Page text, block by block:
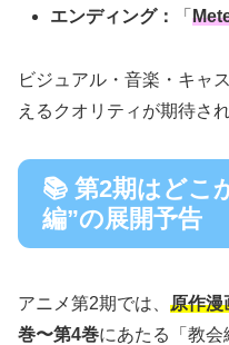
エンディング：
「
ビジュアル・音楽・キャ
えるクオリティが期待さ
📚 第2期はどこ
編”の展開予告
アニメ第2期では、 原作漫
巻〜第4巻にあたる「教会